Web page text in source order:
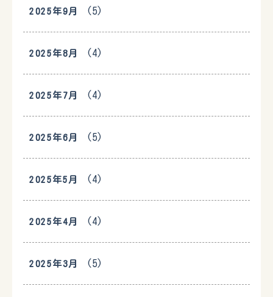
2025年9月 (5)
2025年8月 (4)
2025年7月 (4)
2025年6月 (5)
2025年5月 (4)
2025年4月 (4)
2025年3月 (5)